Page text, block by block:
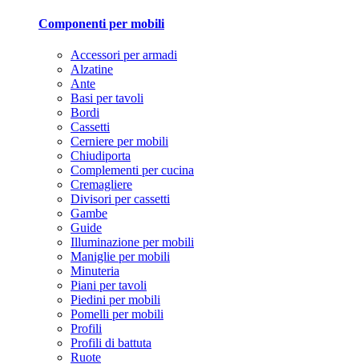
Componenti per mobili
Accessori per armadi
Alzatine
Ante
Basi per tavoli
Bordi
Cassetti
Cerniere per mobili
Chiudiporta
Complementi per cucina
Cremagliere
Divisori per cassetti
Gambe
Guide
Illuminazione per mobili
Maniglie per mobili
Minuteria
Piani per tavoli
Piedini per mobili
Pomelli per mobili
Profili
Profili di battuta
Ruote